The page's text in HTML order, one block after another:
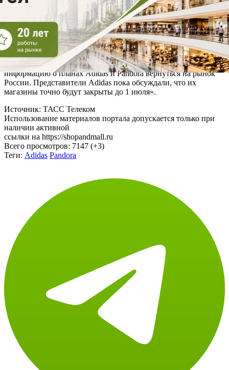
Pandora решила продать свой российский бизнес сербской
компании-партнеру. На данный момент ювелирный дом
обсуждает продолжение развития бизнеса на территории РФ.
Булат Шакиров, президент Союза торговых центров,
рассказал: «В настоящее время не могу подтвердить
информацию о планах Adidas и Pandora вернуться на рынок
России. Представители Adidas пока обсуждали, что их
магазины точно будут закрыты до 1 июля».
Источник: ТАСС Телеком
Использование материалов портала допускается только при
наличии активной
ссылки на https://shopandmall.ru
Всего просмотров:7147 (+3)
Теги: Adidas Pandora